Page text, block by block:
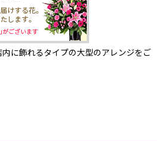
内に飾れるタイプの大型のアレンジをご